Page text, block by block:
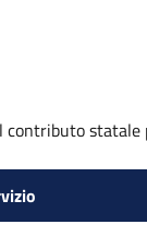
contributo